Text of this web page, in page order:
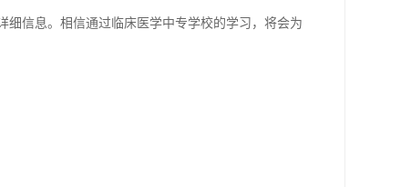
信息。相信通过临床医学中专学校的学习，将会为